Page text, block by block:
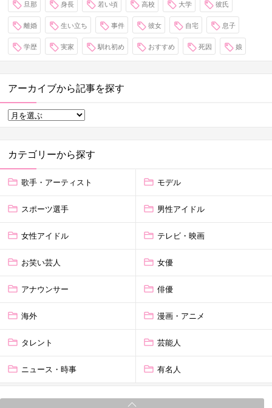
旦那 身長 若い頃 高校 大学 彼氏
離婚 生い立ち 事件 彼女 自宅 息子
学歴 実家 馴れ初め おすすめ 死因 娘
アーカイブから記事を探す
カテゴリーから探す
歌手・アーティスト モデル
スポーツ選手 男性アイドル
女性アイドル テレビ・映画
お笑い芸人 女優
アナウンサー 俳優
海外 漫画・アニメ
タレント 芸能人
ニュース・時事 有名人